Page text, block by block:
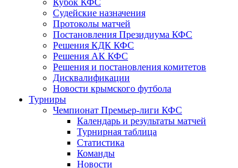
Кубок КФС
Судейские назначения
Протоколы матчей
Постановления Президиума КФС
Решения КДК КФС
Решения АК КФС
Решения и постановления комитетов
Дисквалификации
Новости крымского футбола
Турниры
Чемпионат Премьер-лиги КФС
Календарь и результаты матчей
Турнирная таблица
Статистика
Команды
Новости